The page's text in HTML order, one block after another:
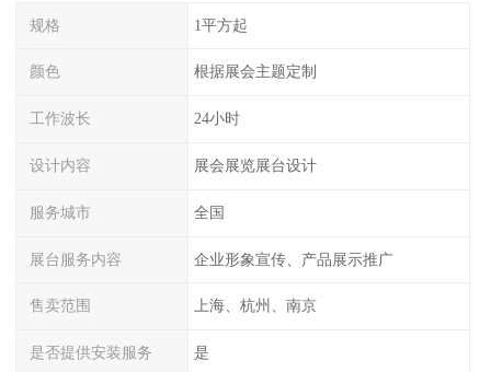
规格 1平方起
颜色 根据展会主题定制
工作波长 24小时
设计内容 展会展览展台设计
服务城市 全国
展台服务内容 企业形象宣传、产品展示推广
售卖范围 上海、杭州、南京
是否提供安装服务 是